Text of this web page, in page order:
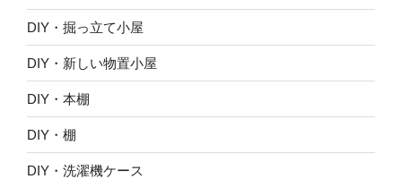
DIY・掘っ立て小屋
DIY・新しい物置小屋
DIY・本棚
DIY・棚
DIY・洗濯機ケース